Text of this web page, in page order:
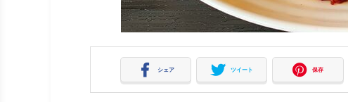
シェア ツイート 保存